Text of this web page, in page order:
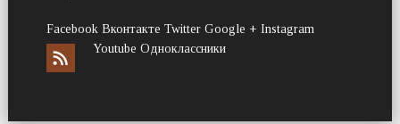
Facebook Вконтакте Twitter Google + Instagram
Youtube Одноклассники